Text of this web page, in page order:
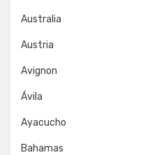
Australia
Austria
Avignon
Ávila
Ayacucho
Bahamas